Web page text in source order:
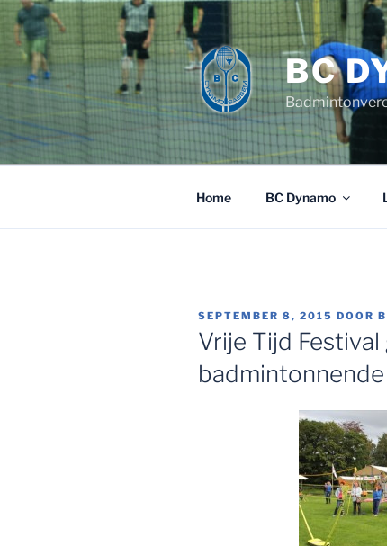
Ga
naar
inhoud
BC
Home BC Dynamo
GEPLAATST
OP
SEPTEMBER 8, 2015 DOOR
Vrije Tijd